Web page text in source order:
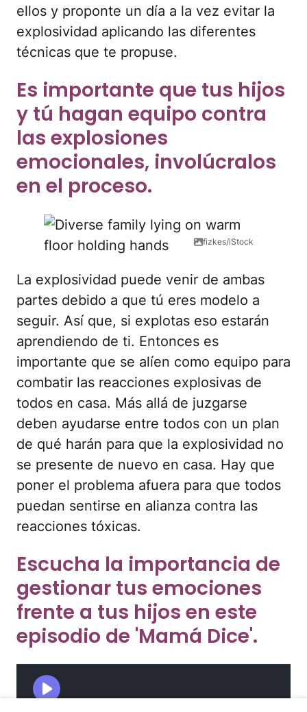
ellos y proponte un día a la vez evitar la
explosividad aplicando las diferentes
técnicas que te propuse.
Es importante que tus hijos
y tú hagan equipo contra
las explosiones
emocionales, involúcralos
en el proceso.
fizkes/iStock
La explosividad puede venir de ambas
partes debido a que tú eres modelo a
seguir. Así que, si explotas eso estarán
aprendiendo de ti. Entonces es
importante que se alíen como equipo para
combatir las reacciones explosivas de
todos en casa. Más allá de juzgarse
deben ayudarse entre todos con un plan
de qué harán para que la explosividad no
se presente de nuevo en casa. Hay que
poner el problema afuera para que todos
puedan sentirse en alianza contra las
reacciones tóxicas.
Escucha la importancia de
gestionar tus emociones
frente a tus hijos en este
episodio de 'Mamá Dice'.